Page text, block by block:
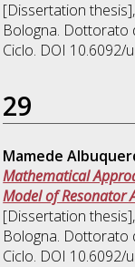
[Dissertation
Bologna. Dottorato
Ciclo. DOI
29
Mamede
Mathematical
Model of Resonator
[Dissertation
Bologna. Dottorato
Ciclo. DOI